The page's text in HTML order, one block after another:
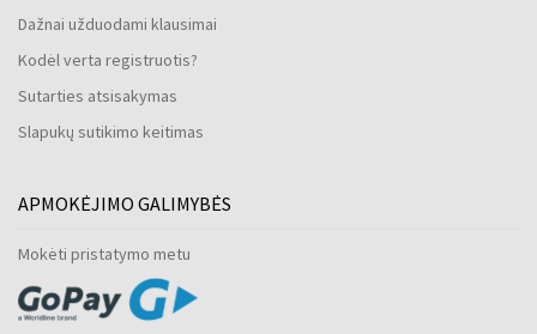
Dažnai užduodami klausimai
Kodėl verta registruotis?
Sutarties atsisakymas
Slapukų sutikimo keitimas
APMOKĖJIMO GALIMYBĖS
Mokėti pristatymo metu